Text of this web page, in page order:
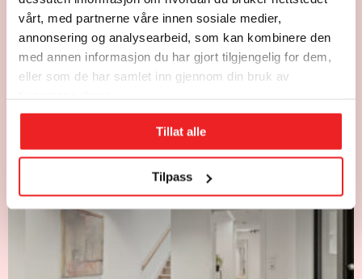
vårt, med partnerne våre innen sosiale medier,
annonsering og analysearbeid, som kan kombinere den
med annen informasjon du har gjort tilgjengelig for dem,
eller som de har samlet inn gjennom din bruk av
Tillat alle
Tilpass